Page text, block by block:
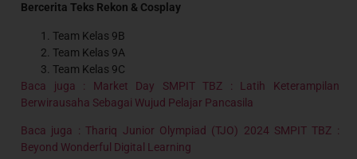
Bercerita Teks Rekon & Cosplay
Team Kelas 9B
Team Kelas 9A
Team Kelas 9C
Baca juga : Market Day SMPIT TBZ : Latih Keterampilan
Berwirausaha Sebagai Wujud Pelajar Pancasila
Baca juga : Thariq Junior Olympiad (TJO) 2024 SMPIT TBZ :
Beyond Wonderful Digital Learning